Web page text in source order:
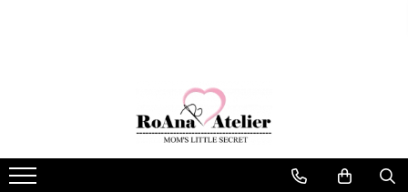
Trusouri Botez Catifea
Lumanari Botez
Cutii Trusou Botez
Rochite Mini Bride
Rochite Fetite
Costumase Bumbac
Costumase Catifea
Costumase 1 Anisor
Cupole Trandafiri
Craciun
Costume Traditionale
Baietei
Fetite